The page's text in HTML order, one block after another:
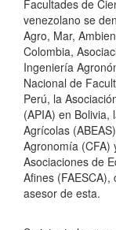
Facultades de
venezolano se
Agro, Mar,
Colombia,
Ingeniería
Nacional de
Perú, la
(APIA) en Bolivia,
Agrícolas
Agronomía (CFA)
Asociaciones de
Afines
asesor de esta.